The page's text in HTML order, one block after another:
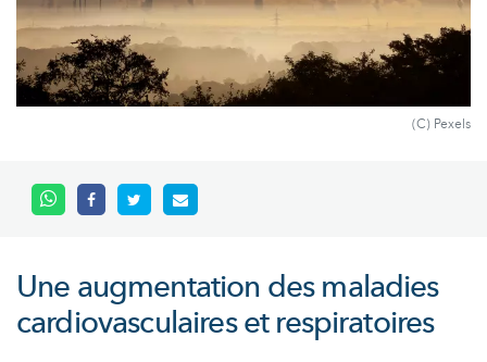
(C) Pexels
Une augmentation des maladies
cardiovasculaires et respiratoires